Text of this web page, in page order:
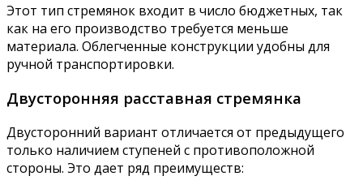
Этот тип стремянок входит в число бюджетных, так
как на его производство требуется меньше
материала. Облегченные конструкции удобны для
ручной транспортировки.
Двусторонняя расставная стремянка
Двусторонний вариант отличается от предыдущего
только наличием ступеней с противоположной
стороны. Это дает ряд преимуществ: